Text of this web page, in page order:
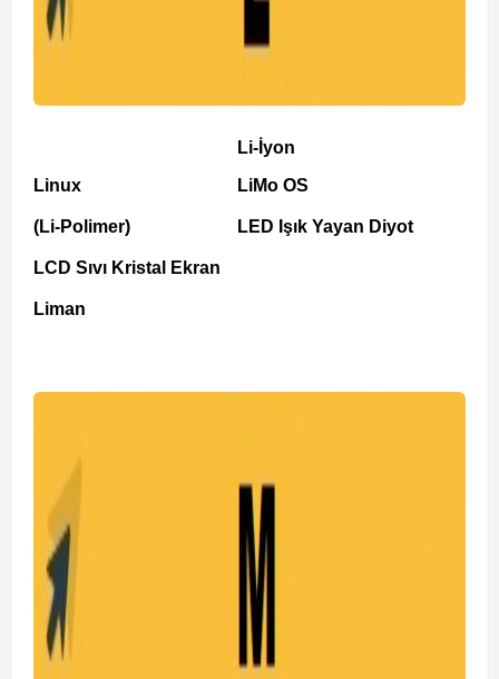
Linux
(Li-Polimer)
LCD Sıvı Kristal Ekran
Liman
Li-İyon
LiMo OS
LED Işık Yayan Diyot